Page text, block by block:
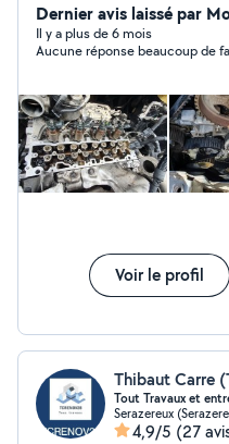
Dernier avis laissé par
Il y a plus de 6 mois
Aucune réponse beaucoup de
Voir le profil
Thibaut Carre
Tout Travaux et
Serazereux
4,9/5 (27